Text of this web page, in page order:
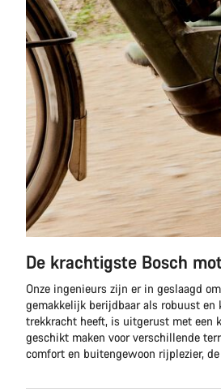
De krachtigste Bosch
Onze ingenieurs zijn er in geslaagd
gemakkelijk berijdbaar als robuust en
trekkracht heeft, is uitgerust met een
geschikt maken voor verschillende
comfort en buitengewoon rijplezier, de